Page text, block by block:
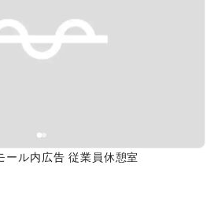
ール内広告 従業員休憩室